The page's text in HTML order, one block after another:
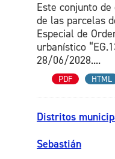
Este conjunto
de las parcelas
Especial de
urbanístico
28/06/2028....
PDF HTML
Distritos
Sebastián